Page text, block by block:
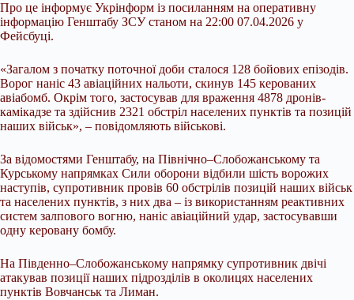
Про це інформує Укрінформ із посиланням на оперативну
інформацію Генштабу ЗСУ станом на 22:00 07.04.2026 у
Фейсбуці.
«Загалом з початку поточної доби сталося 128 бойових епізодів.
Ворог наніс 43 авіаційних нальоти, скинув 145 керованих
авіабомб. Окрім того, застосував для враження 4878 дронів-
камікадзе та здійснив 2321 обстріл населених пунктів та позицій
наших військ», – повідомляють військові.
За відомостями Генштабу, на Північно–Слобожанському та
Курському напрямках Сили оборони відбили шість ворожих
наступів, супротивник провів 60 обстрілів позицій наших військ
та населених пунктів, з них два – із використанням реактивних
систем залпового вогню, наніс авіаційний удар, застосувавши
одну керовану бомбу.
На Південно–Слобожанському напрямку супротивник двічі
атакував позиції наших підрозділів в околицях населених
пунктів Вовчанськ та Лиман.